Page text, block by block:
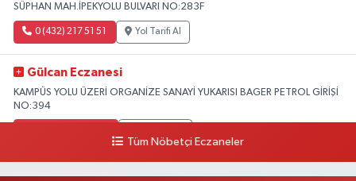
SÜPHAN MAH.İPEKYOLU BULVARI NO:283F
0 (432) 217 51 51 Yol Tarifi Al
Gülcan Eczanesi
KAMPÜS YOLU ÜZERİ ORGANİZE SANAYİ YUKARISI BAGER PETROL GİRİŞİ
NO:394
Tüm Nöbetçi Eczaneler